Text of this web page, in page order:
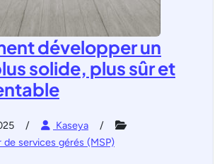
développer un
solide, plus sûr et
Kaseya
de services gérés (MSP)